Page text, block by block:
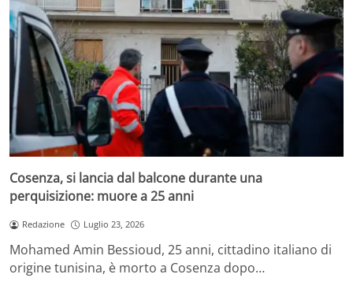
Cosenza, si lancia dal balcone durante una
perquisizione: muore a 25 anni
Redazione Luglio 23, 2026
Mohamed Amin Bessioud, 25 anni, cittadino italiano di
origine tunisina, è morto a Cosenza dopo…